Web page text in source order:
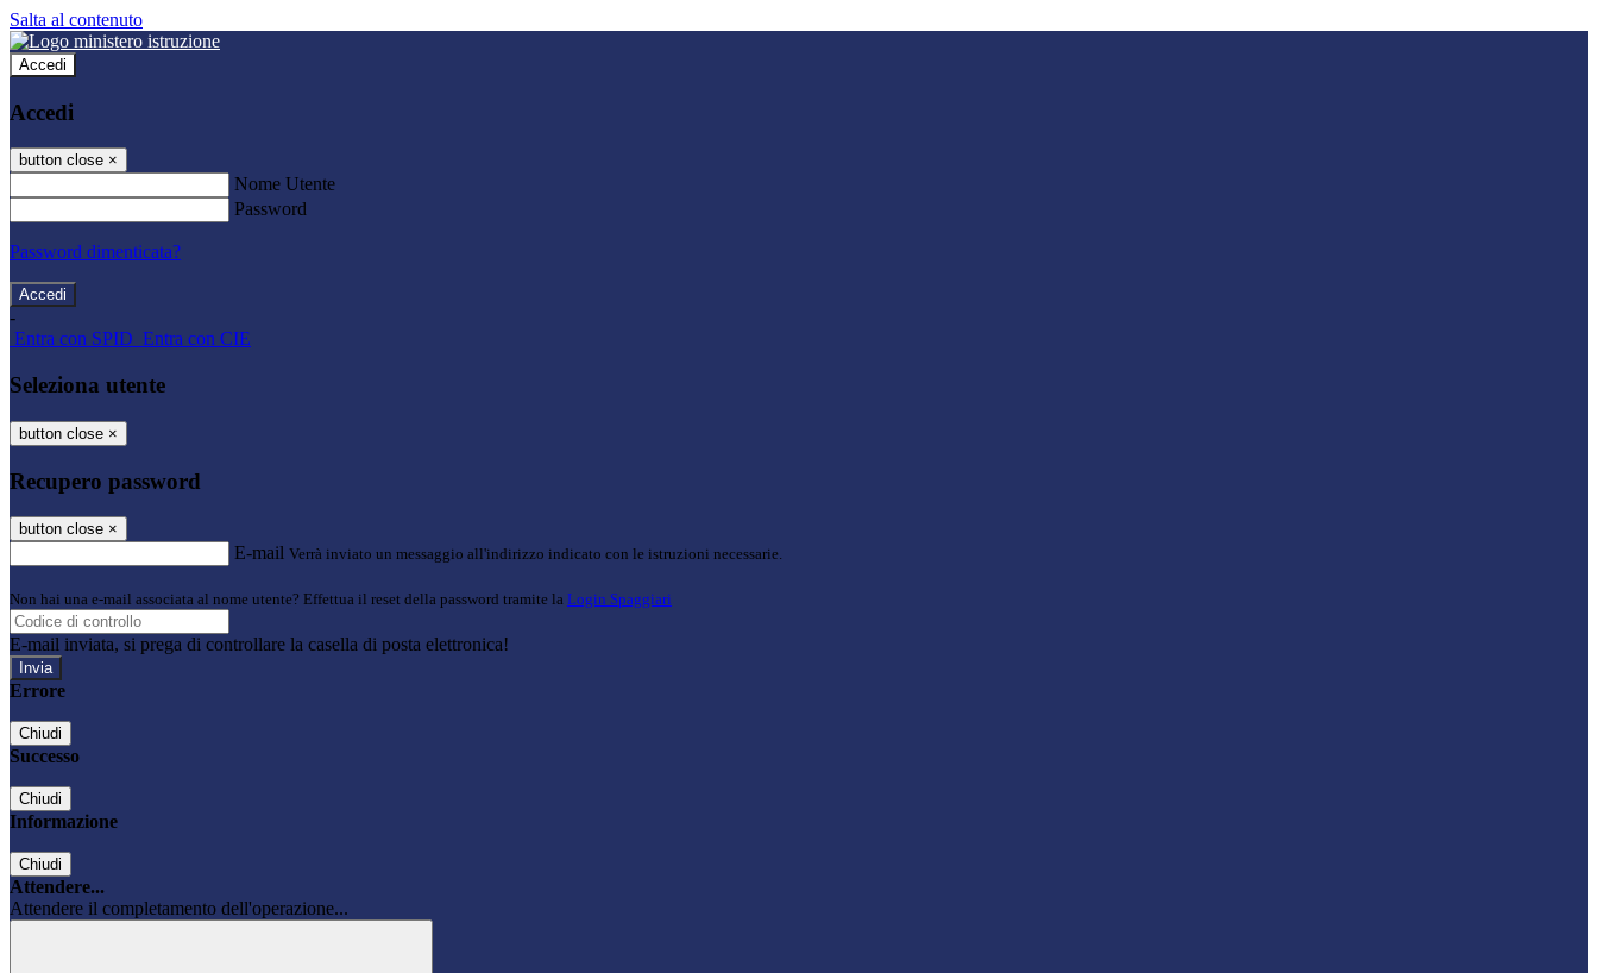
Salta al contenuto
Accedi
Accedi
button close ×
Nome Utente
Password
Password dimenticata?
-
Entra con SPID Entra con CIE
Seleziona utente
button close ×
Recupero password
button close ×
E-mail Verrà inviato un messaggio all'indirizzo indicato con le istruzioni necessarie.
Non hai una e-mail associata al nome utente? Effettua il reset della password tramite la Login Spaggiari
E-mail inviata, si prega di controllare la casella di posta elettronica!
Errore
Chiudi
Successo
Chiudi
Informazione
Chiudi
Attendere...
Attendere il completamento dell'operazione...